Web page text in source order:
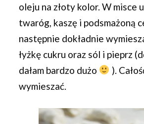
oleju na złoty kolor. W misce
twaróg, kaszę i podsmażoną
następnie dokładnie
łyżkę cukru oraz sól i pieprz
dałam bardzo dużo
).
wymieszać.